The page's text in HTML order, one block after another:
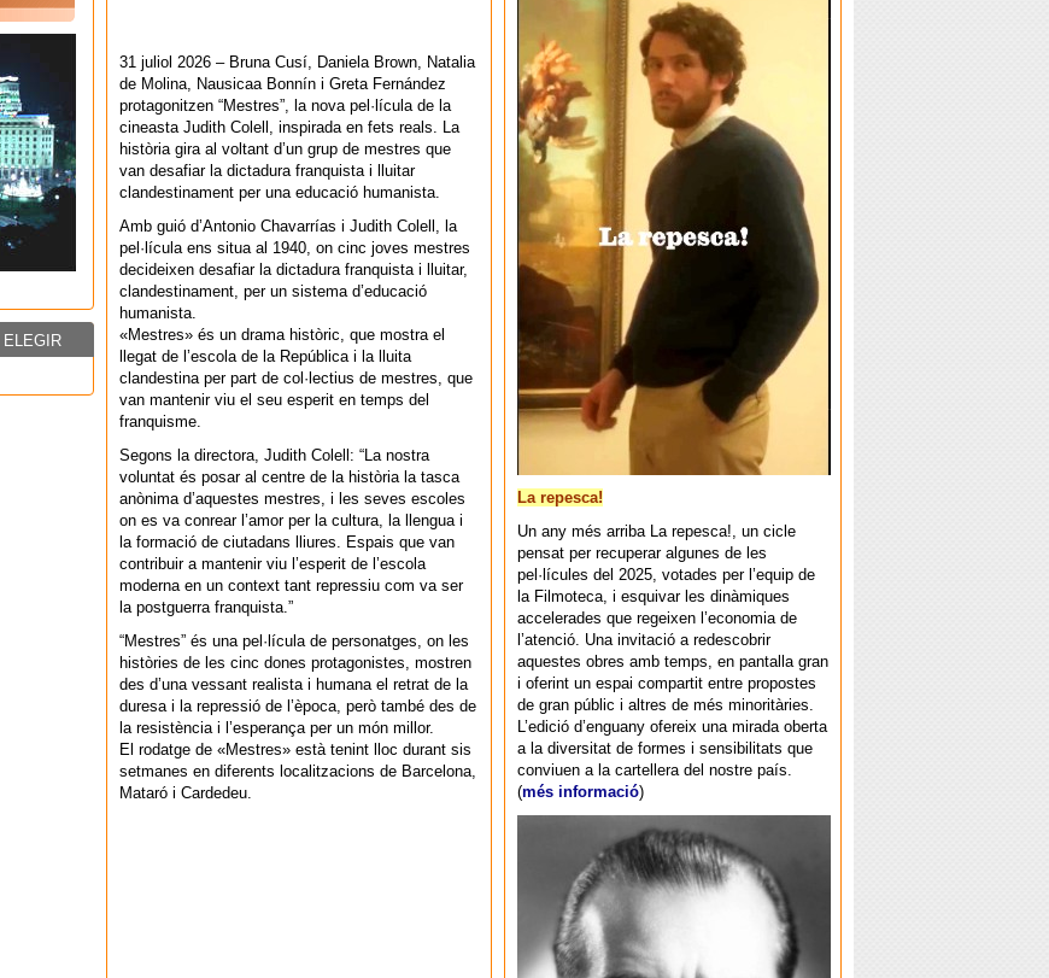
ELEGIR
La repesca!
Un any més arriba La repesca!, un cicle
pensat per recuperar algunes de les
pel·lícules del 2025, votades per l’equip de
la Filmoteca, i esquivar les dinàmiques
accelerades que regeixen l’economia de
l’atenció. Una invitació a redescobrir
aquestes obres amb temps, en pantalla gran
i oferint un espai compartit entre propostes
de gran públic i altres de més minoritàries.
L’edició d’enguany ofereix una mirada oberta
a la diversitat de formes i sensibilitats que
conviuen a la cartellera del nostre país.
(més informació)
31 juliol 2026 – Bruna Cusí, Daniela Brown, Natalia
de Molina, Nausicaa Bonnín i Greta Fernández
protagonitzen “Mestres”, la nova pel·lícula de la
cineasta Judith Colell, inspirada en fets reals. La
història gira al voltant d’un grup de mestres que
van desafiar la dictadura franquista i lluitar
clandestinament per una educació humanista.
Amb guió d’Antonio Chavarrías i Judith Colell, la
pel·lícula ens situa al 1940, on cinc joves mestres
decideixen desafiar la dictadura franquista i lluitar,
clandestinament, per un sistema d’educació
humanista.
«Mestres» és un drama històric, que mostra el
llegat de l’escola de la República i la lluita
clandestina per part de col·lectius de mestres, que
van mantenir viu el seu esperit en temps del
franquisme.
Segons la directora, Judith Colell: “La nostra
voluntat és posar al centre de la història la tasca
anònima d’aquestes mestres, i les seves escoles
on es va conrear l’amor per la cultura, la llengua i
la formació de ciutadans lliures. Espais que van
contribuir a mantenir viu l’esperit de l’escola
moderna en un context tant repressiu com va ser
la postguerra franquista.”
“Mestres” és una pel·lícula de personatges, on les
històries de les cinc dones protagonistes, mostren
des d’una vessant realista i humana el retrat de la
duresa i la repressió de l’època, però també des de
la resistència i l’esperança per un món millor.
El rodatge de «Mestres» està tenint lloc durant sis
setmanes en diferents localitzacions de Barcelona,
Mataró i Cardedeu.